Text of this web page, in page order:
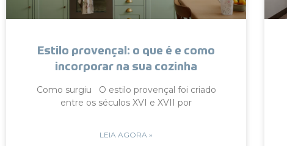
Estilo provençal: o que é e como
incorporar na sua cozinha
Como surgiu O estilo provençal foi criado
entre os séculos XVI e XVII por
LEIA AGORA »